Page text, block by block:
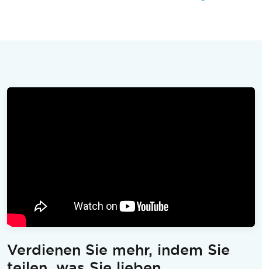
Verdienen Sie mehr, indem Sie